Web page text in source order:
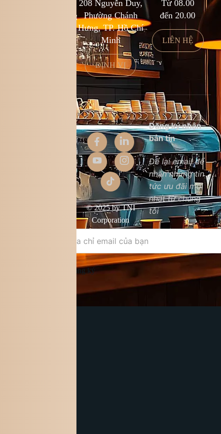
kcf.franchise@kingcoffee.com
208 Nguyễn Duy,
Phường Chánh
Hưng, TP. Hồ Chí
Minh
ĐỊNH VỊ
Từ 08.00
đến 20.00
LIÊN HỆ
© 2025 by TNI
Corporation
Đăng ký nhận
bản tin
Để lại email để
nhận những tin
tức ưu đãi mới
nhất từ chúng
tôi
Đăng ký